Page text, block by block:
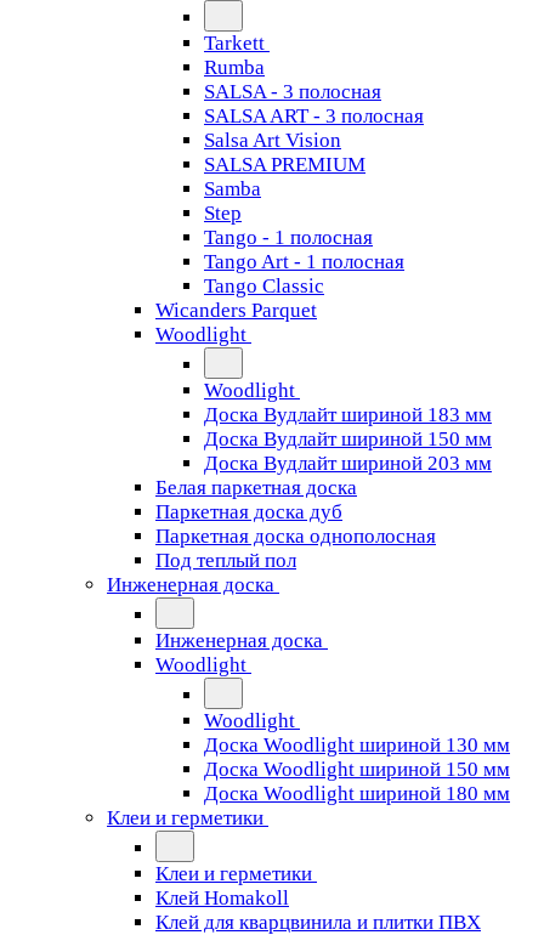
Tarkett
Rumba
SALSA - 3 полосная
SALSA ART - 3 полосная
Salsa Art Vision
SALSA PREMIUM
Samba
Step
Tango - 1 полосная
Tango Art - 1 полосная
Tango Classiс
Wicanders Parquet
Woodlight
Woodlight
Доска Вудлайт шириной 183 мм
Доска Вудлайт шириной 150 мм
Доска Вудлайт шириной 203 мм
Белая паркетная доска
Паркетная доска дуб
Паркетная доска однополосная
Под теплый пол
Инженерная доска
Инженерная доска
Woodlight
Woodlight
Доска Woodlight шириной 130 мм
Доска Woodlight шириной 150 мм
Доска Woodlight шириной 180 мм
Клеи и герметики
Клеи и герметики
Клей Homakoll
Клей для кварцвинила и плитки ПВХ